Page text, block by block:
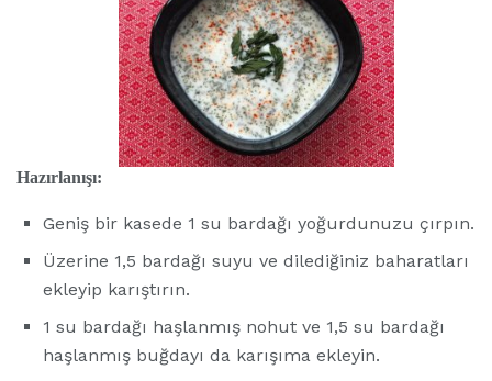
Hazırlanışı:
Geniş bir kasede 1 su bardağı yoğurdunuzu çırpın.
Üzerine 1,5 bardağı suyu ve dilediğiniz baharatları
ekleyip karıştırın.
1 su bardağı haşlanmış nohut ve 1,5 su bardağı
haşlanmış buğdayı da karışıma ekleyin.